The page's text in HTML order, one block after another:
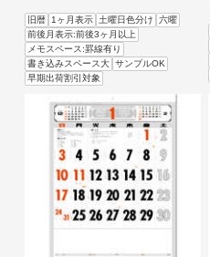
旧暦 1ヶ月表示 土曜日色分け
六曜
前後月表示:前後3ヶ月以上
メモスペース:罫線有り
書き込みスペース大 サンプルOK
早期出荷割引対象